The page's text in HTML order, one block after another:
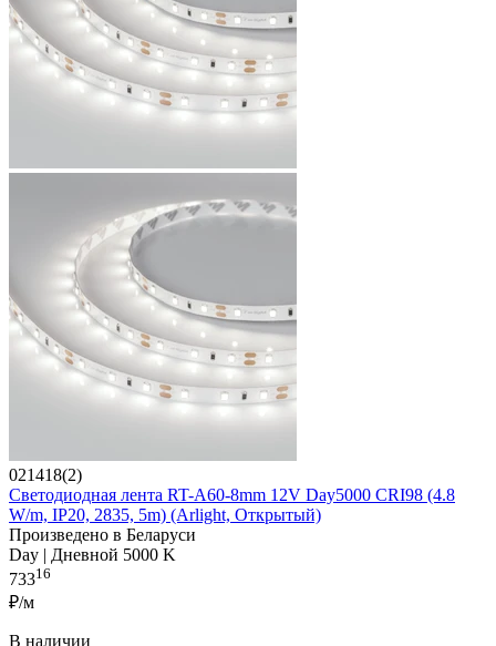
021418(2)
Светодиодная лента RT-A60-8mm 12V Day5000 CRI98 (4.8
W/m, IP20, 2835, 5m) (Arlight, Открытый)
Произведено в Беларуси
Day | Дневной 5000 K
73316
₽/м
В наличии